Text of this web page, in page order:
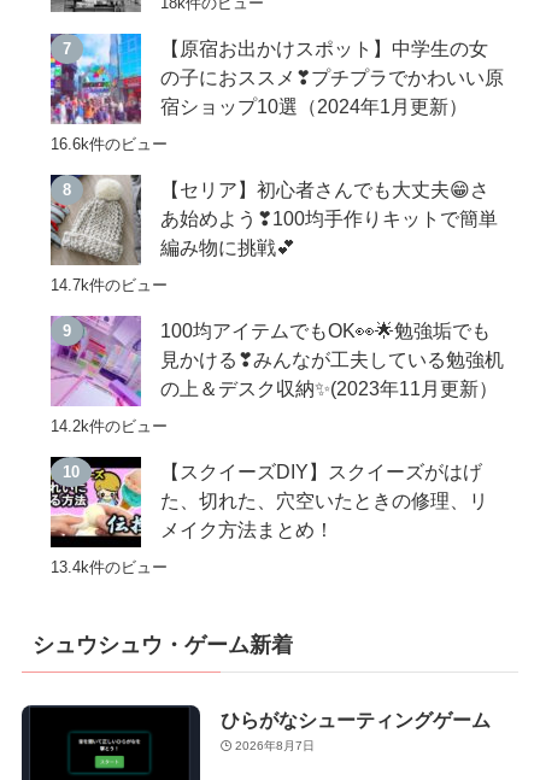
【原宿お出かけスポット】中学生の女
の子におススメ❣プチプラでかわいい原
宿ショップ10選（2024年1月更新）
16.6k件のビュー
【セリア】初心者さんでも大丈夫😁さ
あ始めよう❣100均手作りキットで簡単
編み物に挑戦💕
14.7k件のビュー
100均アイテムでもOK👀🌟勉強垢でも
見かける❣みんなが工夫している勉強机
の上＆デスク収納✨(2023年11月更新）
14.2k件のビュー
【スクイーズDIY】スクイーズがはげ
た、切れた、穴空いたときの修理、リ
メイク方法まとめ！
13.4k件のビュー
シュウシュウ・ゲーム新着
ひらがなシューティングゲーム
2026年8月7日